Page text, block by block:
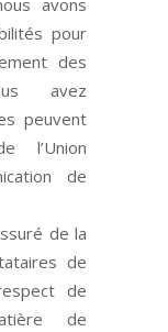
avons
pour
des
avez
peuvent
l’Union
de
de la
de
de
de